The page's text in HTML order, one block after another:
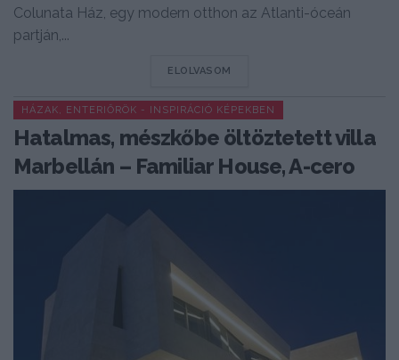
Colunata Ház, egy modern otthon az Atlanti-óceán
partján,...
ELOLVASOM
HÁZAK, ENTERIŐRÖK - INSPIRÁCIÓ KÉPEKBEN
Hatalmas, mészkőbe öltöztetett villa
Marbellán – Familiar House, A-cero